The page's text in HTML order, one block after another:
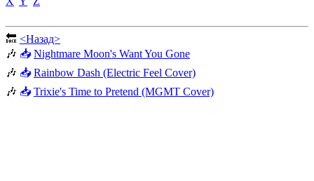
🔙 <Назад>
🎶 📥 Nightmare Moon's Want You Gone
🎶 📥 Rainbow Dash (Electric Feel Cover)
🎶 📥 Trixie's Time to Pretend (MGMT Cover)